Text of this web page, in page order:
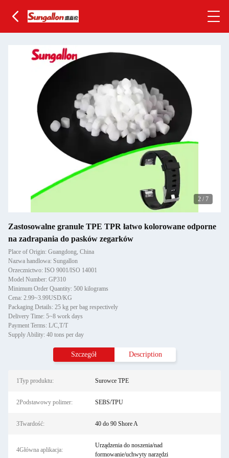
2 / 7
Zastosowalne granule TPE TPR łatwo kolorowane odporne
na zadrapania do pasków zegarków
Place of Origin: Guangdong, China
Nazwa handlowa: Sungallon
Orzecznictwo: ISO 9001/ISO 14001
Model Number: GP310
Minimum Order Quantity: 500 kilograms
Cena: 2.99~3.99USD/KG
Packaging Details: 25 kg per bag respectively
Delivery Time: 5~8 work days
Payment Terms: L/C,T/T
Supply Ability: 40 tons per day
Szczegół Description
1Typ produktu: Surowce TPE
2Podstawowy polimer: SEBS/TPU
3Twardość: 40 do 90 Shore A
4Główna aplikacja:
Urządzenia do noszenia/nad
formowanie/uchwyty narzędzi